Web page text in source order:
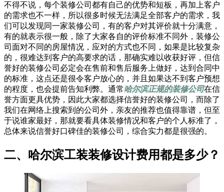
不得不说，每个装修公司都有自己的优势和短板，再加上客户
的需求也不一样，所以很多时候无法满足全部客户的需求，我
们可以发现同一家装修公司，有的客户对其评价就十分满意，
有的就表示很一般，除了大家各自的评价标准不同外，装修公
司面对不同的房屋情况，应对的方式也不同，如果是比较复杂
的，很难达到客户的高要求的话，那确实难以收获好评，但信
誉好的装修公司必定会在售前和售后服务上做好，达到合同中
的标准，这点还是很令客户放心的，并且如果达不到客户预想
的程度，也会提前告知利弊。通常哈尔滨正规的装修公司在信
誉方面更具优势，因此大家都选择信誉好的装修公司，而除了
我们在网络上搜索到的公司外，亲友的推荐也值得靠谱，但至
于说谁家最好，那就要看具体装修情况和客户的个人标准了，
总体来说信誉好口碑佳的装修公司，综合实力都是很强的。
二、哈尔滨工装装修设计费用都是多少？